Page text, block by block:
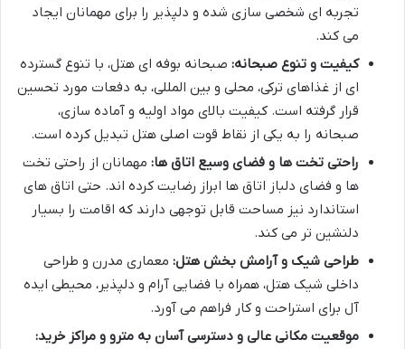
تجربه ای شخصی سازی شده و دلپذیر را برای مهمانان ایجاد
می کند.
کیفیت و تنوع صبحانه: صبحانه بوفه ای هتل، با تنوع گسترده
ای از غذاهای ترکی، محلی و بین المللی، به دفعات مورد تحسین
قرار گرفته است. کیفیت بالای مواد اولیه و آماده سازی،
صبحانه را به یکی از نقاط قوت اصلی هتل تبدیل کرده است.
راحتی تخت ها و فضای وسیع اتاق ها: مهمانان از راحتی تخت
ها و فضای دلباز اتاق ها ابراز رضایت کرده اند. حتی اتاق های
استاندارد نیز مساحت قابل توجهی دارند که اقامت را بسیار
دلنشین تر می کند.
طراحی شیک و آرامش بخش هتل: معماری مدرن و طراحی
داخلی شیک هتل، همراه با فضایی آرام و دلپذیر، محیطی ایده
آل برای استراحت و کار فراهم می آورد.
موقعیت مکانی عالی و دسترسی آسان به مترو و مراکز خرید: